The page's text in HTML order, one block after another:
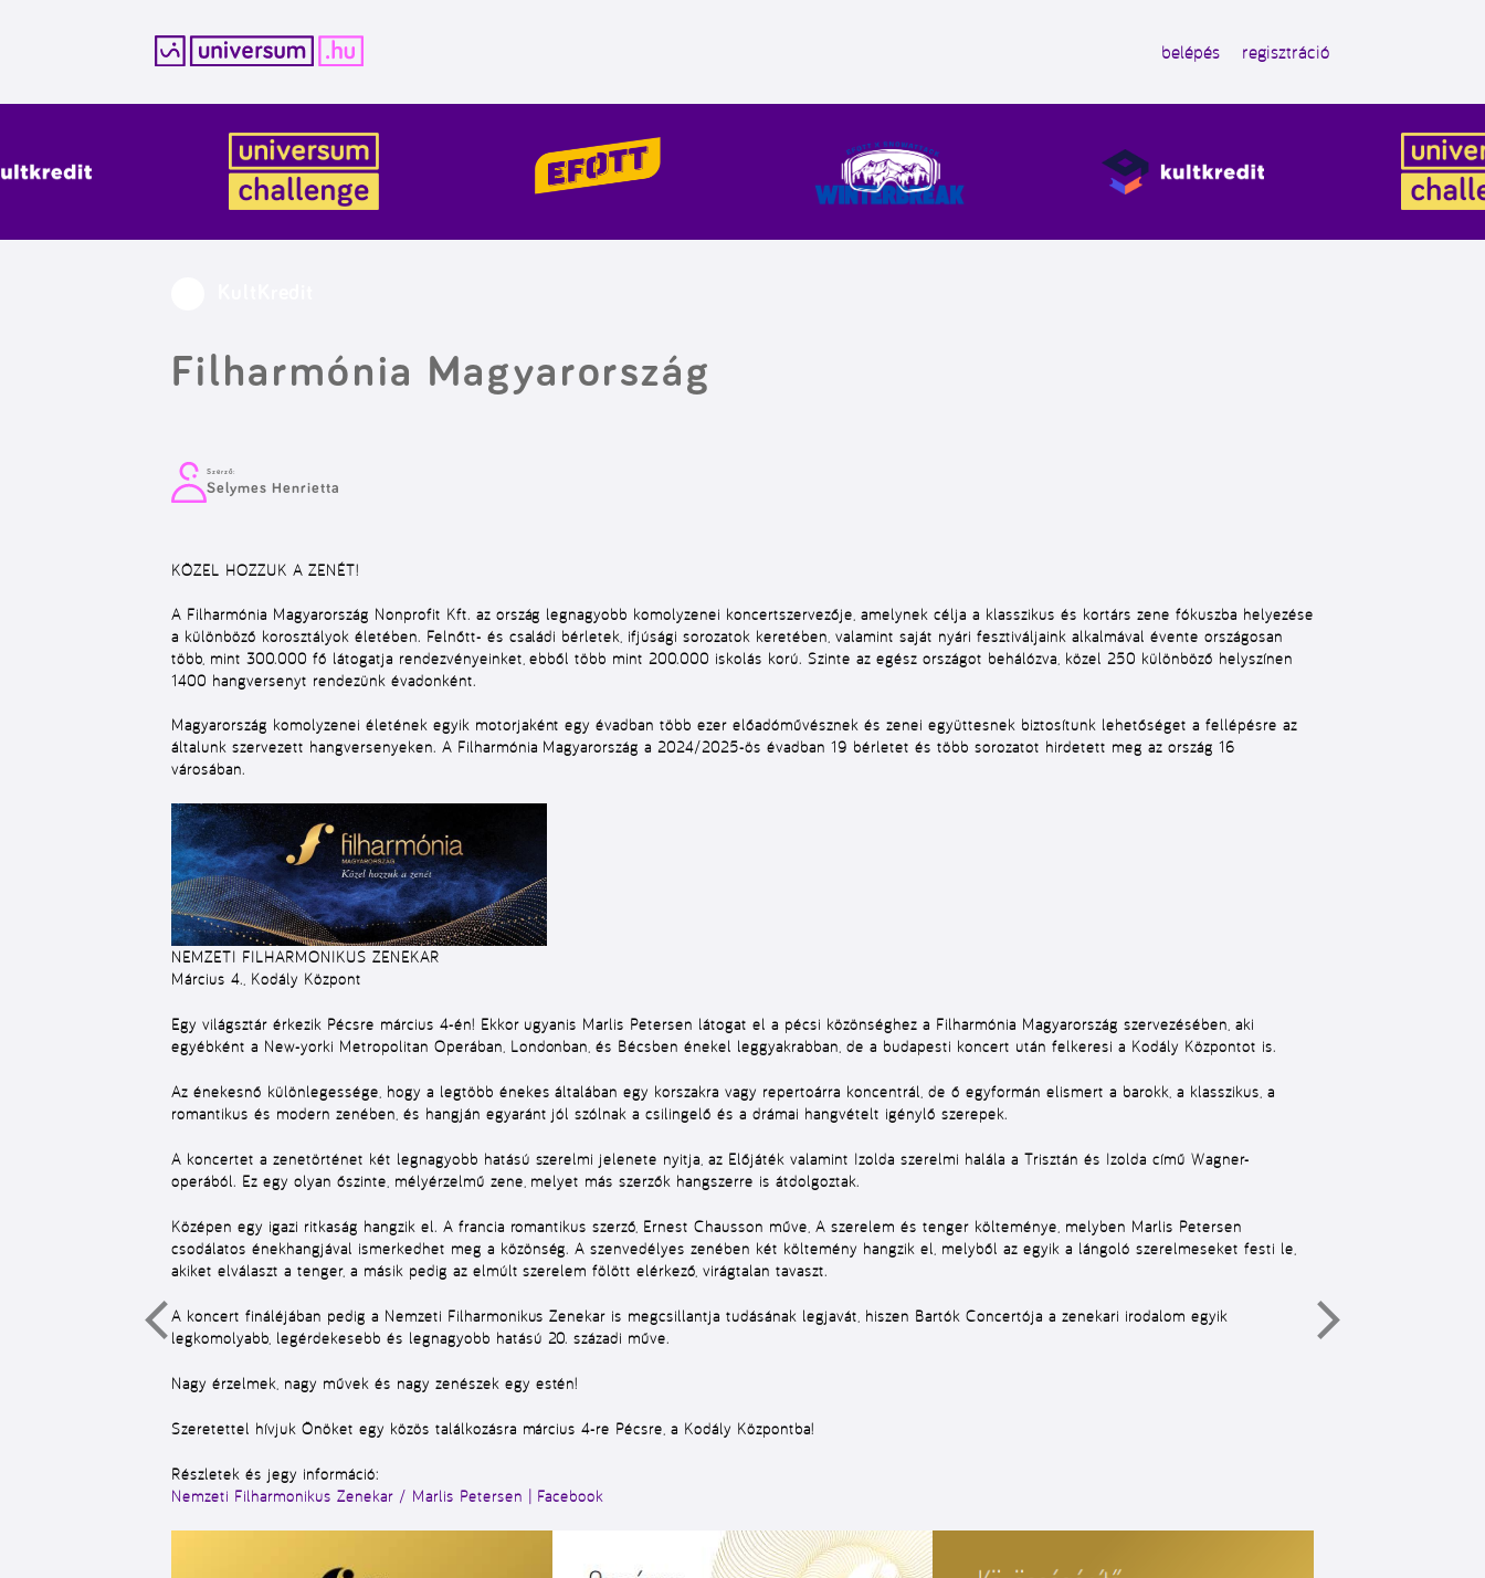
belépés regisztráció
Filharmónia Magyarország
Szerző:
Selymes Henrietta
KÖZEL HOZZUK A ZENÉT!
A Filharmónia Magyarország Nonprofit Kft. az ország legnagyobb komolyzenei koncertszervezője, amelynek célja a klasszikus és kortárs zene fókuszba helyezése
a különböző korosztályok életében. Felnőtt- és családi bérletek, ifjúsági sorozatok keretében, valamint saját nyári fesztiváljaink alkalmával évente országosan
több, mint 300.000 fő látogatja rendezvényeinket, ebből több mint 200.000 iskolás korú. Szinte az egész országot behálózva, közel 250 különböző helyszínen
1400 hangversenyt rendezünk évadonként.
Magyarország komolyzenei életének egyik motorjaként egy évadban több ezer előadóművésznek és zenei együttesnek biztosítunk lehetőséget a fellépésre az
általunk szervezett hangversenyeken. A Filharmónia Magyarország a 2024/2025-ös évadban 19 bérletet és több sorozatot hirdetett meg az ország 16
városában.
NEMZETI FILHARMONIKUS ZENEKAR
Március 4., Kodály Központ
Egy világsztár érkezik Pécsre március 4-én! Ekkor ugyanis Marlis Petersen látogat el a pécsi közönséghez a Filharmónia Magyarország szervezésében, aki
egyébként a New-yorki Metropolitan Operában, Londonban, és Bécsben énekel leggyakrabban, de a budapesti koncert után felkeresi a Kodály Központot is.
Az énekesnő különlegessége, hogy a legtöbb énekes általában egy korszakra vagy repertoárra koncentrál, de ő egyformán elismert a barokk, a klasszikus, a
romantikus és modern zenében, és hangján egyaránt jól szólnak a csilingelő és a drámai hangvételt igénylő szerepek.
A koncertet a zenetörténet két legnagyobb hatású szerelmi jelenete nyitja, az Előjáték valamint Izolda szerelmi halála a Trisztán és Izolda című Wagner-
operából. Ez egy olyan őszinte, mélyérzelmű zene, melyet más szerzők hangszerre is átdolgoztak.
Középen egy igazi ritkaság hangzik el. A francia romantikus szerző, Ernest Chausson műve, A szerelem és tenger költeménye, melyben Marlis Petersen
csodálatos énekhangjával ismerkedhet meg a közönség. A szenvedélyes zenében két költemény hangzik el, melyből az egyik a lángoló szerelmeseket festi le,
akiket elválaszt a tenger, a másik pedig az elmúlt szerelem fölött elérkező, virágtalan tavaszt.
A koncert fináléjában pedig a Nemzeti Filharmonikus Zenekar is megcsillantja tudásának legjavát, hiszen Bartók Concertója a zenekari irodalom egyik
legkomolyabb, legérdekesebb és legnagyobb hatású 20. századi műve.
Nagy érzelmek, nagy művek és nagy zenészek egy estén!
Szeretettel hívjuk Önöket egy közös találkozásra március 4-re Pécsre, a Kodály Központba!
Részletek és jegy információ:
Nemzeti Filharmonikus Zenekar / Marlis Petersen | Facebook